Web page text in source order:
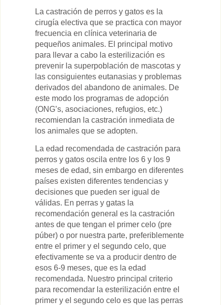
La castración de perros y gatos es la
cirugía electiva que se practica con mayor
frecuencia en clínica veterinaria de
pequeños animales. El principal motivo
para llevar a cabo la esterilización es
prevenir la superpoblación de mascotas y
las consiguientes eutanasias y problemas
derivados del abandono de animales. De
este modo los programas de adopción
(ONG’s, asociaciones, refugios, etc.)
recomiendan la castración inmediata de
los animales que se adopten.
La edad recomendada de castración para
perros y gatos oscila entre los 6 y los 9
meses de edad, sin embargo en diferentes
países existen diferentes tendencias y
decisiones que pueden ser igual de
válidas. En perras y gatas la
recomendación general es la castración
antes de que tengan el primer celo (pre
púber) o por nuestra parte, preferiblemente
entre el primer y el segundo celo, que
efectivamente se va a producir dentro de
esos 6-9 meses, que es la edad
recomendada. Nuestro principal criterio
para recomendar la esterilización entre el
primer y el segundo celo es que las perras